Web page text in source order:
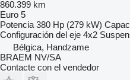
860.399 km
Euro 5
Potencia 380 Hp (279 kW)
Configuración del eje 4x2
Bélgica, Handzame
BRAEM NV/SA
Contacte con el vendedor